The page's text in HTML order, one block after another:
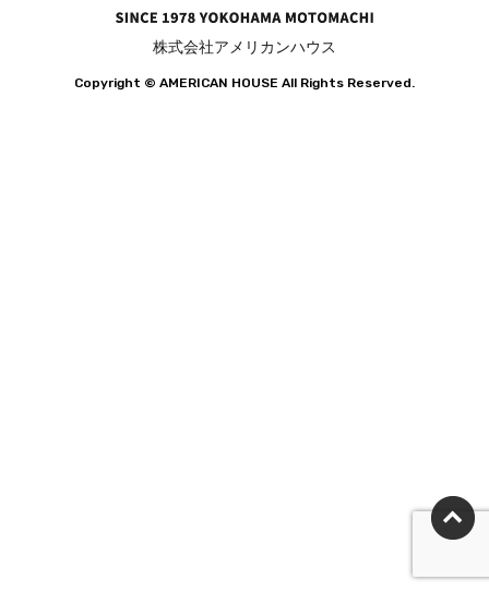
株式会社アメリカンハウス
Copyright ©️ AMERICAN HOUSE All Rights Reserved.